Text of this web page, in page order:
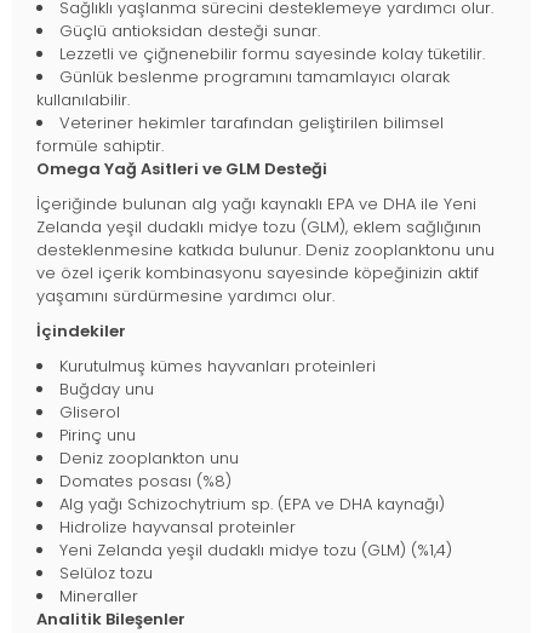
Sağlıklı yaşlanma sürecini desteklemeye yardımcı olur.
Güçlü antioksidan desteği sunar.
Lezzetli ve çiğnenebilir formu sayesinde kolay tüketilir.
Günlük beslenme programını tamamlayıcı olarak
kullanılabilir.
Veteriner hekimler tarafından geliştirilen bilimsel
formüle sahiptir.
Omega Yağ Asitleri ve GLM Desteği
İçeriğinde bulunan alg yağı kaynaklı EPA ve DHA ile Yeni
Zelanda yeşil dudaklı midye tozu (GLM), eklem sağlığının
desteklenmesine katkıda bulunur. Deniz zooplanktonu unu
ve özel içerik kombinasyonu sayesinde köpeğinizin aktif
yaşamını sürdürmesine yardımcı olur.
İçindekiler
Kurutulmuş kümes hayvanları proteinleri
Buğday unu
Gliserol
Pirinç unu
Deniz zooplankton unu
Domates posası (%8)
Alg yağı Schizochytrium sp. (EPA ve DHA kaynağı)
Hidrolize hayvansal proteinler
Yeni Zelanda yeşil dudaklı midye tozu (GLM) (%1,4)
Selüloz tozu
Mineraller
Analitik Bileşenler